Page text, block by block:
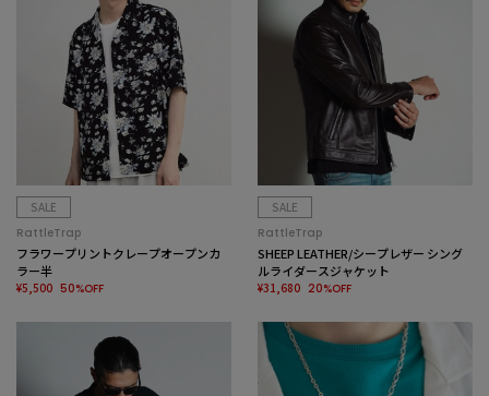
SALE
RattleTrap
フラワープリントクレープオープンカ
ラー半
¥5,500 50%OFF
SALE
RattleTrap
SHEEP LEATHER/シープレザー シング
ルライダースジャケット
¥31,680 20%OFF